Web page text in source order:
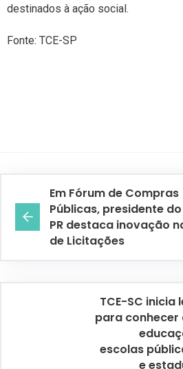
destinados à ação social.
Fonte: TCE-SP
Em Fórum de Compras
Públicas, presidente do
PR destaca inovação
de Licitações
TCE-SC
para
escolas
e